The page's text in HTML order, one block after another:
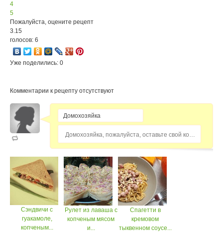
4
5
Пожалуйста, оцените рецепт
3.15
голосов: 6
Уже поделились: 0
Комментарии к рецепту отсутствуют
Домохозяйка, пожалуйста, оставьте свой комментарий...
Сэндвичи с
гуакамоле,
копченым...
Рулет из лаваша с
копченым мясом
и...
Спагетти в
кремовом
тыквенном соусе...